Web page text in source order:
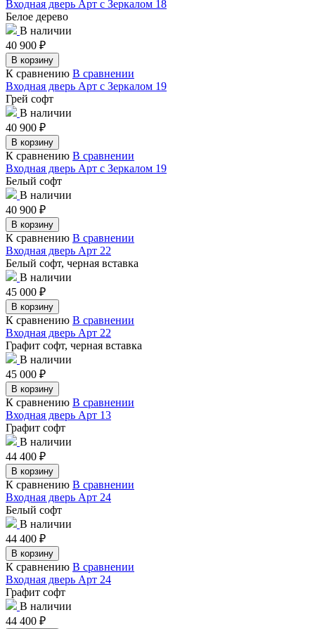
Входная дверь Арт с Зеркалом 18
Белое дерево
В наличии
40 900 ₽
В корзину
К сравнению В сравнении
Входная дверь Арт с Зеркалом 19
Грей софт
В наличии
40 900 ₽
В корзину
К сравнению В сравнении
Входная дверь Арт с Зеркалом 19
Белый софт
В наличии
40 900 ₽
В корзину
К сравнению В сравнении
Входная дверь Арт 22
Белый софт, черная вставка
В наличии
45 000 ₽
В корзину
К сравнению В сравнении
Входная дверь Арт 22
Графит софт, черная вставка
В наличии
45 000 ₽
В корзину
К сравнению В сравнении
Входная дверь Арт 13
Графит софт
В наличии
44 400 ₽
В корзину
К сравнению В сравнении
Входная дверь Арт 24
Белый софт
В наличии
44 400 ₽
В корзину
К сравнению В сравнении
Входная дверь Арт 24
Графит софт
В наличии
44 400 ₽